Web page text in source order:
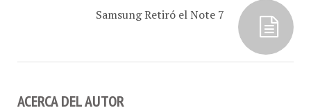
Samsung Retiró el Note 7
ACERCA DEL AUTOR